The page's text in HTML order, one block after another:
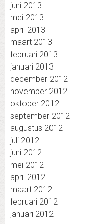
juni 2013
mei 2013
april 2013
maart 2013
februari 2013
januari 2013
december 2012
november 2012
oktober 2012
september 2012
augustus 2012
juli 2012
juni 2012
mei 2012
april 2012
maart 2012
februari 2012
januari 2012